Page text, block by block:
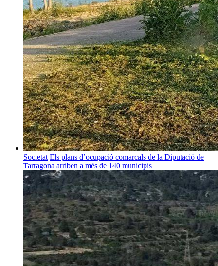
Societat Els plans d’ocupació comarcals de la Diputació de
Tarragona arriben a més de 140 municipis